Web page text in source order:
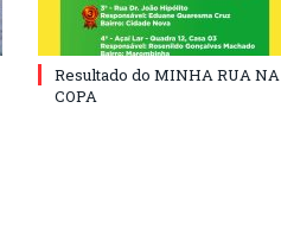
Resultado do MINHA RUA NA
COPA